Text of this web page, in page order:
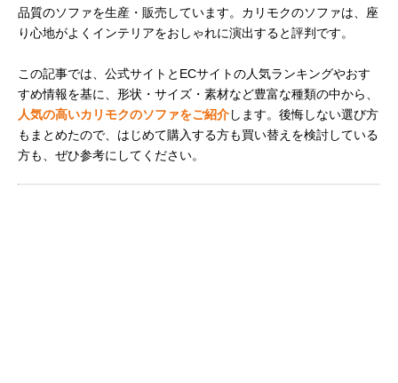
品質のソファを生産・販売しています。カリモクのソファは、座
り心地がよくインテリアをおしゃれに演出すると評判です。
この記事では、公式サイトとECサイトの人気ランキングやおす
すめ情報を基に、形状・サイズ・素材など豊富な種類の中から、
人気の高いカリモクのソファをご紹介します。後悔しない選び方
もまとめたので、はじめて購入する方も買い替えを検討している
方も、ぜひ参考にしてください。